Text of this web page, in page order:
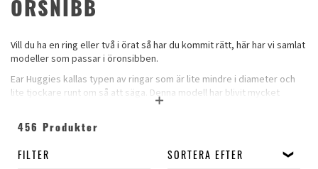
ÖRSNIBB
Vill du ha en ring eller två i örat så har du kommit rätt, här har vi samlat
modeller som passar i öronsibben.
Ear Huggies kallas typen av ringar som är lite mindre i diameter och
lite tjockare runt om så att säga. Denna modell har blivit mycket
populär på senaste åren. Både på grund av att de har en enkel snygg
slät design men också för att de är så enkla att sätta i och använda.
Huggieörhängen finns i oändligt många olika designer, storlekar och
utseenden och oavsett vad du gillar för stil så kan du säkert hitta det
här.
456 Produkter
FILTER SORTERA EFTER